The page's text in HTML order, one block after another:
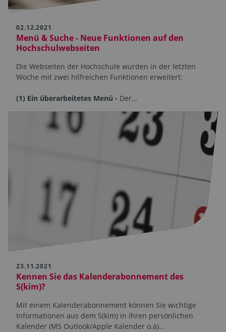
02.12.2021
Menü & Suche - Neue Funktionen auf den
Hochschulwebseiten
Die Webseiten der Hochschule wurden in der letzten
Woche mit zwei hilfreichen Funktionen erweitert:
(1) Ein überarbeitetes Menü - Der…
23.11.2021
Kennen Sie das Kalender­abonnement des
S(kim)?
Mit einem Kalenderabonnement können Sie wichtige
Informationen aus dem S(kim) in Ihren persönlichen
Kalender (MS Outlook/Apple Kalender o.ä)…